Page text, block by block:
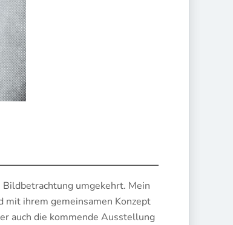
umgekehrt. Mein
mit ihrem gemeinsamen Konzept
auch die kommende Ausstellung